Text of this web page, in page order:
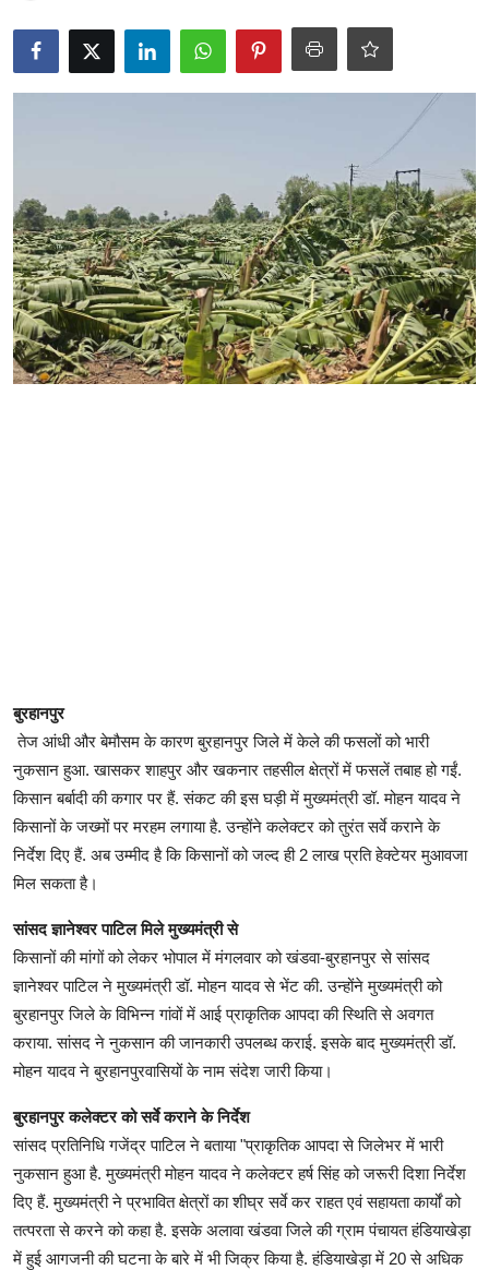
Epaper
टेक
बुरहानपुर
तेज आंधी और बेमौसम के कारण बुरहानपुर जिले में केले की फसलों को भारी
नुकसान हुआ. खासकर शाहपुर और खकनार तहसील क्षेत्रों में फसलें तबाह हो गईं.
किसान बर्बादी की कगार पर हैं. संकट की इस घड़ी में मुख्यमंत्री डॉ. मोहन यादव ने
किसानों के जख्मों पर मरहम लगाया है. उन्होंने कलेक्टर को तुरंत सर्वे कराने के
निर्देश दिए हैं. अब उम्मीद है कि किसानों को जल्द ही 2 लाख प्रति हेक्टेयर मुआवजा
मिल सकता है।
सांसद ज्ञानेश्वर पाटिल मिले मुख्यमंत्री से
किसानों की मांगों को लेकर भोपाल में मंगलवार को खंडवा-बुरहानपुर से सांसद
ज्ञानेश्वर पाटिल ने मुख्यमंत्री डॉ. मोहन यादव से भेंट की. उन्होंने मुख्यमंत्री को
बुरहानपुर जिले के विभिन्न गांवों में आई प्राकृतिक आपदा की स्थिति से अवगत
कराया. सांसद ने नुकसान की जानकारी उपलब्ध कराई. इसके बाद मुख्यमंत्री डॉ.
मोहन यादव ने बुरहानपुरवासियों के नाम संदेश जारी किया।
बुरहानपुर कलेक्टर को सर्वे कराने के निर्देश
सांसद प्रतिनिधि गजेंद्र पाटिल ने बताया "प्राकृतिक आपदा से जिलेभर में भारी
नुकसान हुआ है. मुख्यमंत्री मोहन यादव ने कलेक्टर हर्ष सिंह को जरूरी दिशा निर्देश
दिए हैं. मुख्यमंत्री ने प्रभावित क्षेत्रों का शीघ्र सर्वे कर राहत एवं सहायता कार्यों को
तत्परता से करने को कहा है. इसके अलावा खंडवा जिले की ग्राम पंचायत हंडियाखेड़ा
में हुई आगजनी की घटना के बारे में भी जिक्र किया है. हंडियाखेड़ा में 20 से अधिक